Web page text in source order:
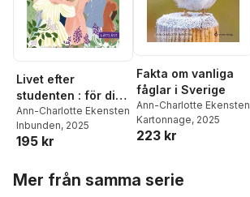
Livet efter
studenten : för dig
som gått anpassad
skola
Ann-Charlotte Ekensten
Inbunden, 2025
195 kr
Fakta om vanliga
fåglar i Sverige
Ann-Charlotte Ekensten
Kartonnage, 2025
223 kr
Mer från samma serie